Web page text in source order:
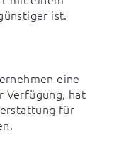
ist.
eine
Verfügung, hat
für